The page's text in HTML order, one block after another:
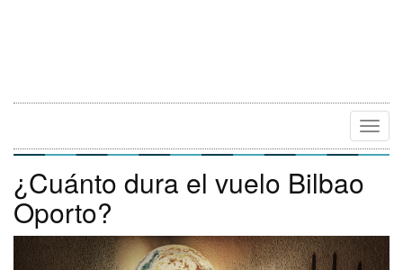
¿Cuánto dura el vuelo Bilbao
Oporto?